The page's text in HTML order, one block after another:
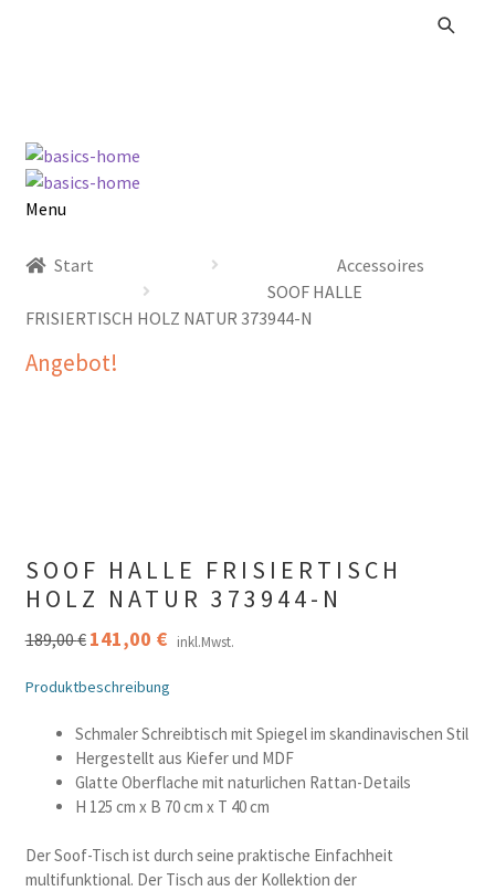
Zur
Navigation
springen
Zum
Inhalt
springen
Menu
Kataloge Landhaus
Kataloge Massivholz
Start
Accessoires
SOOF HALLE
FRISIERTISCH HOLZ NATUR 373944-N
Angebot!
SOOF HALLE FRISIERTISCH
HOLZ NATUR 373944-N
189,00€ Ursprünglicher
war:
141,00 €Aktueller
ist:
inkl.Mwst.
Produktbeschreibung
Schmaler Schreibtisch mit Spiegel im skandinavischen Stil
Hergestellt aus Kiefer und MDF
Glatte Oberflache mit naturlichen Rattan-Details
H 125 cm x B 70 cm x T 40 cm
Der Soof-Tisch ist durch seine praktische Einfachheit
multifunktional. Der Tisch aus der Kollektion der